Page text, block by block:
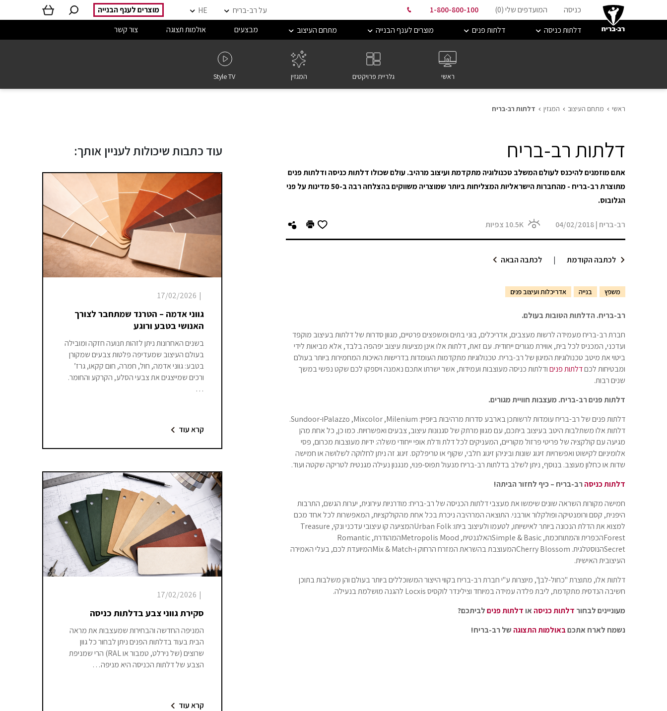
כניסה המועדפים שלי (0
)
1-800-800-100 על רב-בריח HE
מוצרים לענף הבנייה
דלתות כניסה
דלתות פנים מוצרים לענף הבנייה מתחם העיצוב מבצעים אולמות תצוגה צור קשר
ראשי גלריית פרויקטים המגזין Style TV
ראשי מתחם העיצוב המגזין דלתות רב-בריח
דלתות רב-בריח
אתם מוזמנים להיכנס לעולם המשלב טכנולוגיה מתקדמת ועיצוב מרהיב. עולם שכולו דלתות כניסה ודלתות פנים
מתוצרת רב-בריח - מהחברות הישראליות המצליחות ביותר שמוצריה משווקים בהצלחה רבה ב-50 מדינות על פני
הגלובוס.
רב-בריח |
04/02/2018
10.5K צפיות
לכתבה הקודמת | לכתבה הבאה
משפץ בנייה אדריכלות ועיצוב פנים
רב-בריח. הדלתות הטובות בעולם.
חברת רב-בריח מעמידה לרשות מעצבים, אדריכלים, בוני בתים ומשפצים פרטיים, מגוון סדרות של דלתות בעיצוב מוקפד
ועדכני, המכניס לכל בית, אווירת מגורים ייחודית. עם זאת, דלתות אלו אינן מציעות עיצוב יפהפה בלבד, אלא מביאות לידי
ביטוי את מיטב טכנולוגיות המיגון של רב-בריח. טכנולוגיות מתקדמות העומדות בדרישות האיכות המחמירות ביותר בעולם
ומבטיחות לכםדלתות פניםודלתות כניסה מעוצבות ועמידות, אשר ישרתו אתכם נאמנה ויספקו לכם שקט נפשי במשך
שנים רבות.
דלתות פנים רב-בריח. מעצבות חוויית מגורים.
דלתות פנים של רב-בריח עומדות לרשותכן בארבע סדרות מרהיבות ביופיין: Milenium
,
Mixcolor
,
Palazzoו-Sundoor
.
דלתות אלו משתלבות היטב בעיצוב ביתכם, עם מגוון מרתק של סגנונות עיצוב, צבעים ואפשרויות. כמו כן, כל אחת מהן
מגיעה עם קולקציה של פריטי פרזול מקוריים, המעניקים לכל דלת ודלת אופי ייחודי משלה: ידיות מעוצבות מכרום, פסי
אלומיניום לקישוט ואפשרויות זיגוג שונות וביניהן זיגוג חלבי, שקוף או טריפלקס. זיגוג זה ניתן לחלוקה לשלושה או חמישה
שדות או כחלון מעוצב. בנוסף, ניתן לשלב בדלתות רב-בריח מנעול תפוס-פנוי, מנגנון נעילה מגנטית לטריקה שקטה ועוד.
דלתות כניסהרב-בריח – כיף לחזור הביתה!
חמישה מקורות השראה שונים שימשו את מעצבי דלתות הכניסה של רב-בריח: מודרניות עירונית, יערות הגשם, התרבות
היפנית, קסם ורומנטיקה ופולקלור אורבני. התוצאה המרהיבה ניכרת בכל אחת מהקולקציות, המאפשרות לכל אחד מכם
למצוא את הדלת הנכונה ביותר לאישיותו, לטעמו ולעיצוב ביתו:Urban Folkהמציעה קו עיצובי עדכני ונקי, Treasure
Forestהכפרית והמתוחכמת,Simple & Basicהאלגנטית, Metropolis Moodהמהודרת,Romantic
Secretהנוסטלגית. Cherry Blossomהמעוצבת בהשראת המזרח הרחוק ו-Mix & Matchהמיועדת לכם, בעלי האמירה
העיצובית האישית.
דלתות אלו, מתוצרת "כחול-לבן", מיוצרות ע"י חברת רב-בריח בקווי הייצור המשוכללים ביותר בעולם והן משלבות בתוכן
חשיבה הנדסית מתקדמת, ליבת פלדה עמידה במיוחד וצילינדר לוקסיסLocxis להגנה מושלמת בנעילה.
מעוניינים לבחור דלתות כניסה או דלתות פניםלביתכם?
נשמח לארח אתכםבאולמות התצוגה של רב-בריח!
עוד כתבות שיכולות לעניין אותך:
|
17/02/2026
גווני אדמה – הטרנד שמתחבר לצורך
האנושי בטבע ורוגע
בשנים האחרונות ניתן לזהות תנועה חזקה ומובילה
בעולם העיצוב שמעדיפה פלטות צבעים שמקורן
בטבע: גווני אדמה, חול, חמרה, חום קקאו, גרז’
ורכים שמייצגים את צבעי הסלע, הקרקע והחומר.
…
קרא עוד
|
17/02/2026
סקירת גווני צבע בדלתות כניסה
המניפה החדשה והבחירות שמעצבות את מראה
הבית בעוד בדלתות הפנים ניתן לבחור כל גוון
שרוצים (של נירלט, טמבור או RAL) הרי שמניפת
הצבע של דלתות הכניסה היא מניפה…
קרא עוד